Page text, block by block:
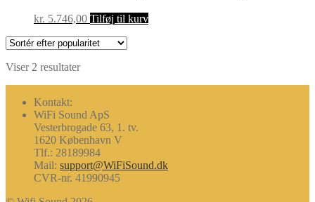
kr. 5.746,00 Tilføj til kurv
Viser 2 resultaterSorteret
Kontakt:
WiFi Sound ApS
Vesterbrogade 63, 1. tv.
1620 København V
Tlf.: 28189984
Mail: support@WiFiSound.dk
CVR-nr. 41990945